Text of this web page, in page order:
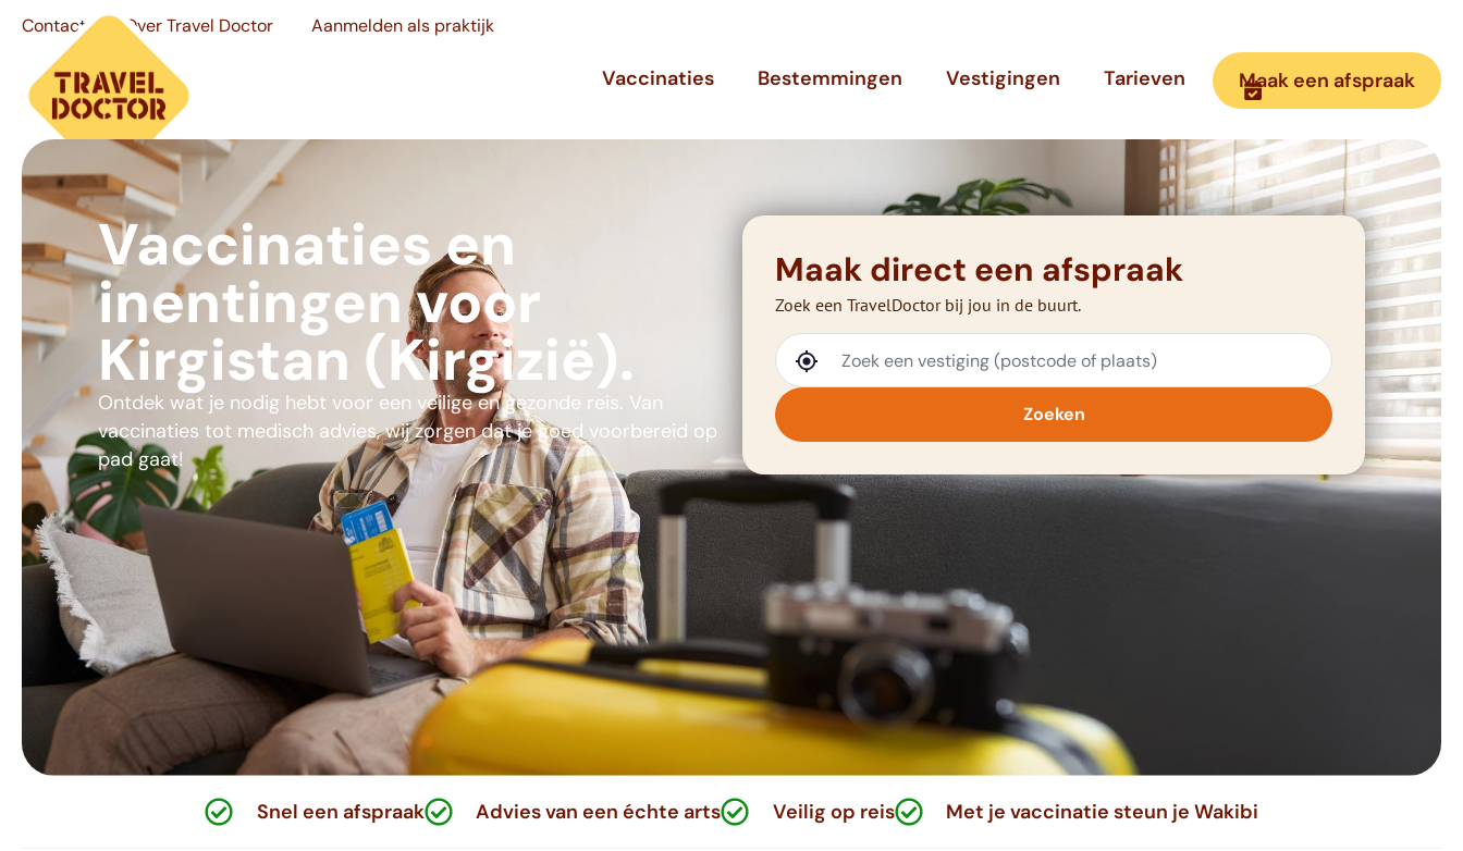
Contact Over Travel Doctor Aanmelden als praktijk
Maak een afspraak
Vaccinaties Bestemmingen Vestigingen Tarieven
Vaccinaties en
inentingen voor
Kirgistan (Kirgizië).
Ontdek wat je nodig hebt voor een veilige en gezonde reis. Van
vaccinaties tot medisch advies, wij zorgen dat je goed voorbereid op
pad gaat!
Maak direct een afspraak
Zoek een TravelDoctor bij jou in de buurt.
Zoeken
Snel een afspraak Advies van een échte arts Veilig op reis Met je vaccinatie steun je Wakibi